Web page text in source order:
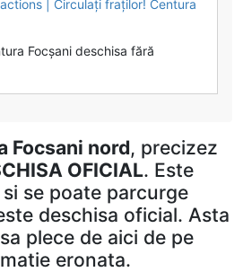
Focșani deschisa fără
Focsani nord, precizez
OFICIAL. Este
se poate parcurge
deschisa oficial. Asta
plece de aici de pe
eronata.